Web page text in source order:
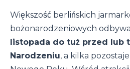
Większość berlińskich
bożonarodzeniowych odbywa
listopada do tuż przed lub
Narodzeniu, a kilka